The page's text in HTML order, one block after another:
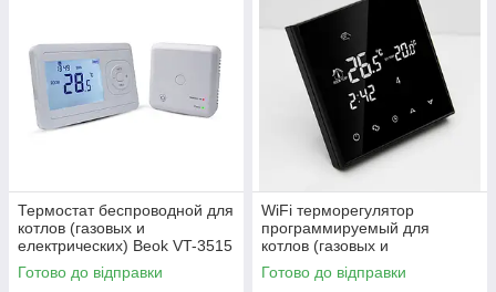
Термостат беспроводной для
котлов (газовых и
електрических) Beok VT-3515
ЕКОБОКС
Готово до відправки
WiFi терморегулятор
программируемый для
котлов (газовых и
електрических) и
сервоприводов Ecoset TGT70
Готово до відправки